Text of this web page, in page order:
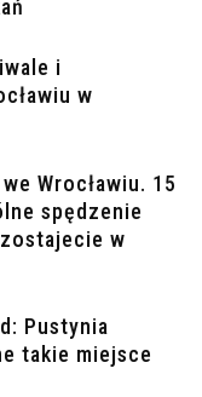
i
w
Wrocławiu. 15
spędzenie
w
Pustynia
takie miejsce